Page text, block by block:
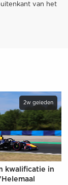
van het
2w geleden
kwalificatie in